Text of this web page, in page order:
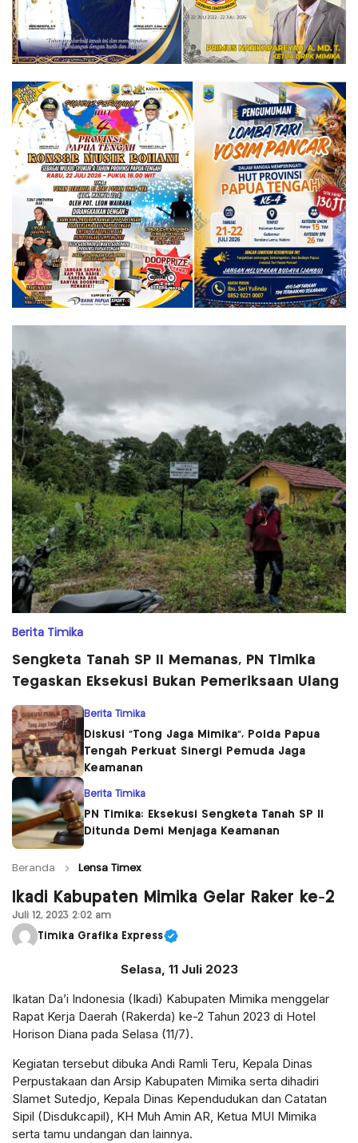
Berita Timika
Sengketa Tanah SP II Memanas, PN Timika
Tegaskan Eksekusi Bukan Pemeriksaan Ulang
Berita Timika
Diskusi “Tong Jaga Mimika”, Polda Papua
Tengah Perkuat Sinergi Pemuda Jaga
Keamanan
Berita Timika
PN Timika: Eksekusi Sengketa Tanah SP II
Ditunda Demi Menjaga Keamanan
Beranda Lensa Timex
Ikadi Kabupaten Mimika Gelar Raker ke-2
Juli 12, 2023 2:02 am
Timika Grafika Express
Selasa, 11 Juli 2023
Ikatan Da’i Indonesia (Ikadi) Kabupaten Mimika menggelar
Rapat Kerja Daerah (Rakerda) ke-2 Tahun 2023 di Hotel
Horison Diana pada Selasa (11/7).
Kegiatan tersebut dibuka Andi Ramli Teru, Kepala Dinas
Perpustakaan dan Arsip Kabupaten Mimika serta dihadiri
Slamet Sutedjo, Kepala Dinas Kependudukan dan Catatan
Sipil (Disdukcapil), KH Muh Amin AR, Ketua MUI Mimika
serta tamu undangan dan lainnya.